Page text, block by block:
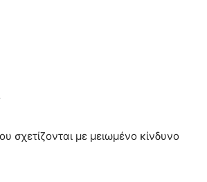
σχετίζονται με μειωμένο κίνδυνο